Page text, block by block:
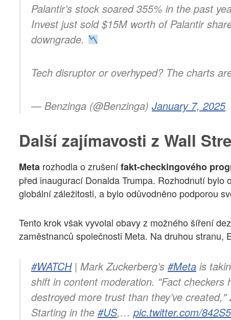
Palantir’s stock soared 355% in the past
Invest just sold $15M worth of Palantir
downgrade.
Tech disruptor or overhyped? The charts
— Benzinga (@Benzinga) January 7, 2025
Další zajímavosti z Wall
Meta rozhodla o zrušenífakt-checkingového
před inaugurací Donalda Trumpa. Rozhodnutí
globální záležitosti, a bylo odůvodněno podporou
Tento krok však vyvolal obavy z možného šíření
zaměstnanců společnosti Meta. Na druhou stranu,
#WATCH| Mark Zuckerberg’s #Meta is
shift in content moderation. "Fact checkers
destroyed more trust than they’ve
Starting in the #US,… pic.twitter.com/